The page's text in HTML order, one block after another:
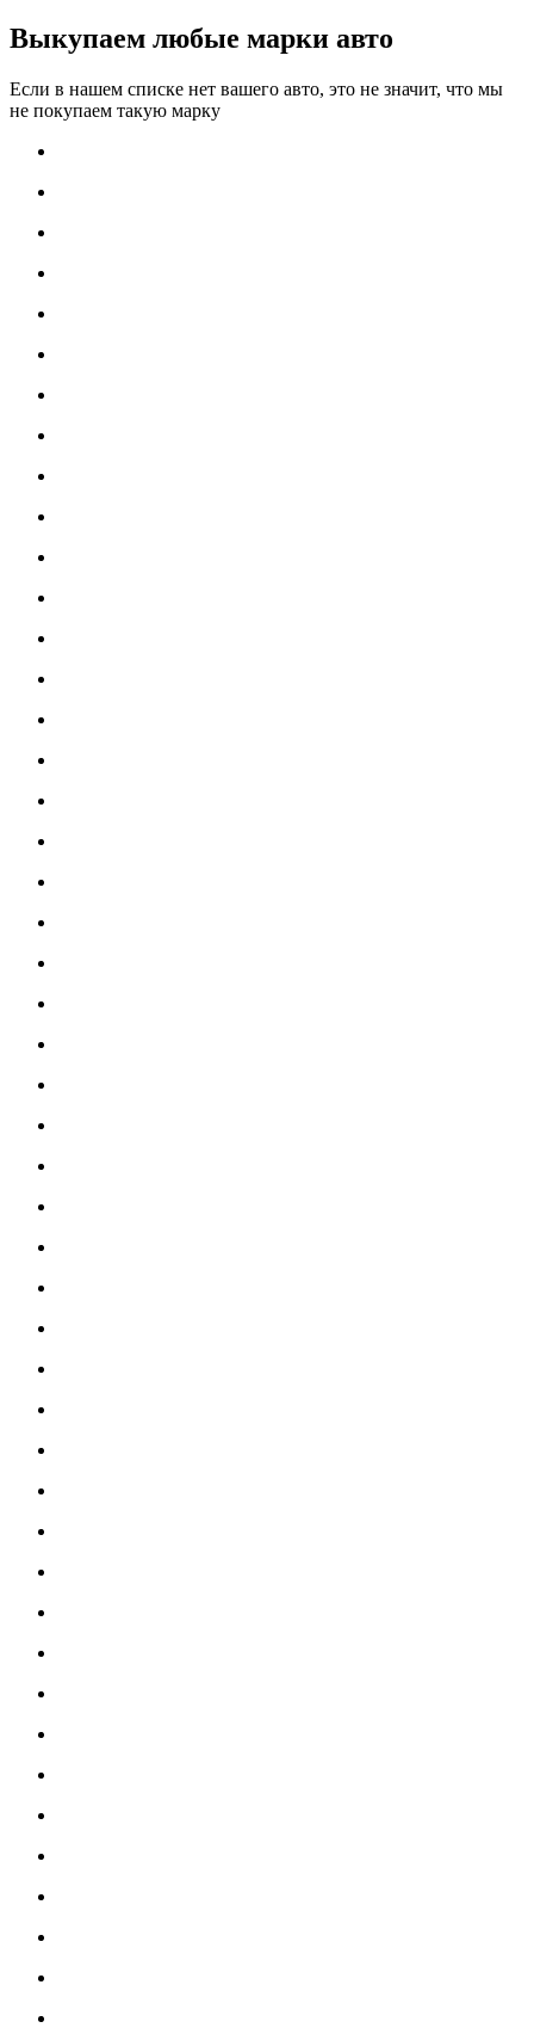
Выкупаем любые марки авто
Если в нашем списке нет вашего авто, это не значит, что мы
не покупаем такую марку